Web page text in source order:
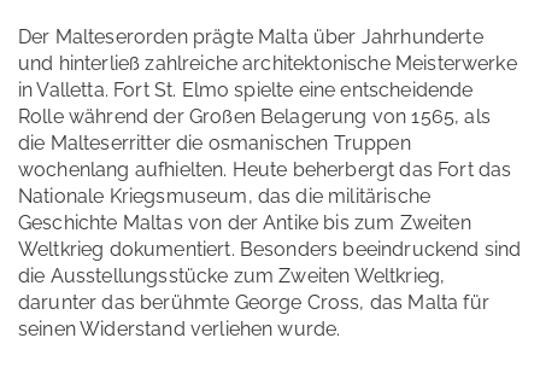
Der Malteserorden prägte Malta über Jahrhunderte
und hinterließ zahlreiche architektonische Meisterwerke
in Valletta. Fort St. Elmo spielte eine entscheidende
Rolle während der Großen Belagerung von 1565, als
die Malteserritter die osmanischen Truppen
wochenlang aufhielten. Heute beherbergt das Fort das
Nationale Kriegsmuseum, das die militärische
Geschichte Maltas von der Antike bis zum Zweiten
Weltkrieg dokumentiert. Besonders beeindruckend sind
die Ausstellungsstücke zum Zweiten Weltkrieg,
darunter das berühmte George Cross, das Malta für
seinen Widerstand verliehen wurde.